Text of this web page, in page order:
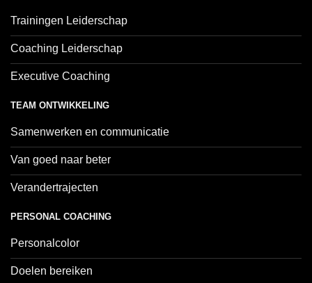
Trainingen Leiderschap
Coaching Leiderschap
Executive Coaching
TEAM ONTWIKKELING
Samenwerken en communicatie
Van goed naar beter
Verandertrajecten
PERSONAL COACHING
Personalcolor
Doelen bereiken